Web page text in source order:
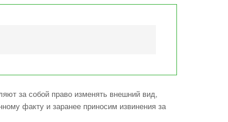
за собой право изменять внешний вид,
факту и заранее приносим извинения за